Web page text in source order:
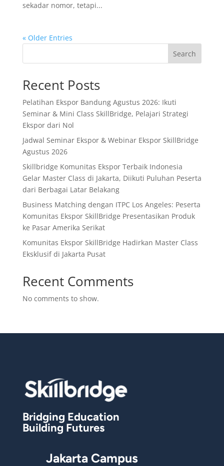
sekadar nomor, tetapi...
« Older Entries
Search
Recent Posts
Pelatihan Ekspor Bandung Agustus 2026: Ikuti
Seminar & Mini Class SkillBridge, Pelajari Strategi
Ekspor dari Nol
Jadwal Seminar Ekspor & Webinar Ekspor SkillBridge
Agustus 2026
Skillbridge Komunitas Ekspor Terbaik Indonesia
Gelar Master Class di Jakarta, Diikuti Puluhan Peserta
dari Berbagai Latar Belakang
Business Matching dengan ITPC Los Angeles: Peserta
Komunitas Ekspor SkillBridge Presentasikan Produk
ke Pasar Amerika Serikat
Komunitas Ekspor SkillBridge Hadirkan Master Class
Eksklusif di Jakarta Pusat
Recent Comments
No comments to show.
Bridging Education
Building Futures
Jakarta Campus